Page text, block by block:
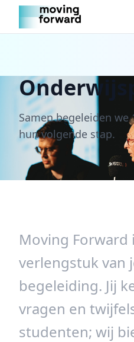
Samen begeleiden
hun volgende stap.
Moving Forward
verlengstuk van
begeleiding. Jij
vragen en
studenten; wij